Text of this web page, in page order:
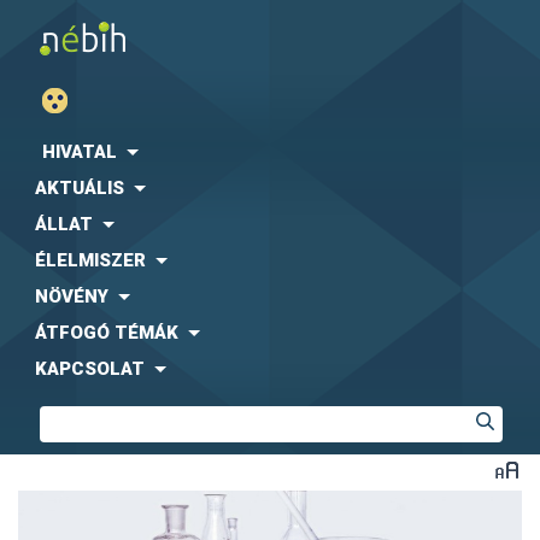
HIVATAL
AKTUÁLIS
ÁLLAT
ÉLELMISZER
NÖVÉNY
ÁTFOGÓ TÉMÁK
KAPCSOLAT